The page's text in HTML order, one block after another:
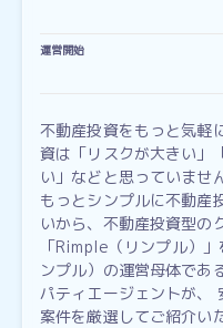
運営開始
不動産投資をもっと気
資は「リスクが大きい」
い」などと思っていませ
もっとシンプルに不動産
いから、不動産投資型の
「Rimple（リンプル）
ンプル）の運営母体であ
パティエージェントが、
案件を厳選してご紹介い